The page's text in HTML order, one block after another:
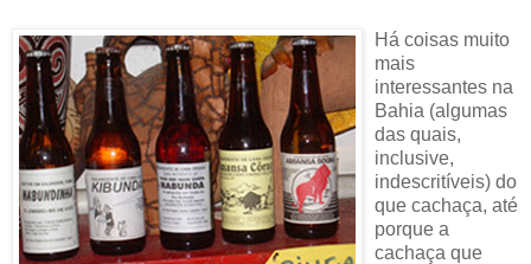
Há coisas muito
mais
interessantes na
Bahia (algumas
das quais,
inclusive,
indescritíveis) do
que cachaça, até
porque a
cachaça que